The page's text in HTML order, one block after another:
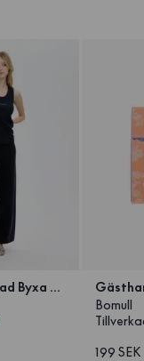
Klippa Stickad Byxa Navy
Bomull
199 SEK